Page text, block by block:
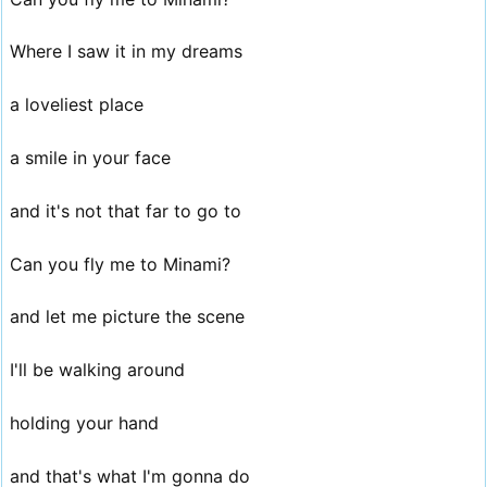
Where I saw it in my dreams
a loveliest place
a smile in your face
and it's not that far to go to
Can you fly me to Minami?
and let me picture the scene
I'll be walking around
holding your hand
and that's what I'm gonna do